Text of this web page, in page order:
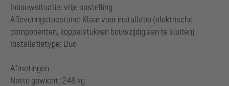
Inbouwsituatie: vrije opstelling
Afleveringstoestand: Klaar voor installatie (elektrische
componenten, koppelstukken bouwzijdig aan te sluiten)
Installatietype: Duo
Afmetingen
Netto gewicht: 248 kg